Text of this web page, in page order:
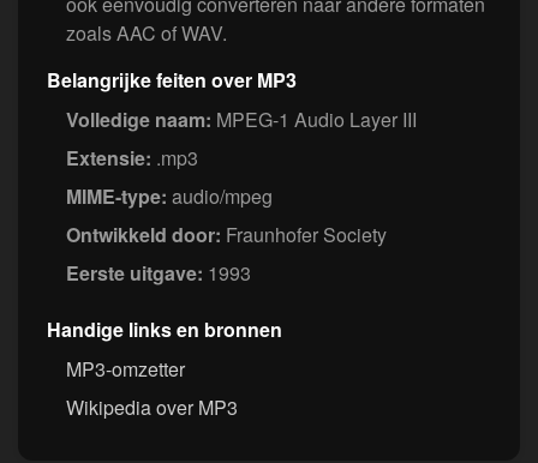
zoals AAC of WAV.
Belangrijke feiten over MP3
Volledige naam: MPEG-1 Audio Layer III
Extensie: .mp3
MIME-type: audio/mpeg
Ontwikkeld door: Fraunhofer Society
Eerste uitgave: 1993
Handige links en bronnen
MP3-omzetter
Wikipedia over MP3